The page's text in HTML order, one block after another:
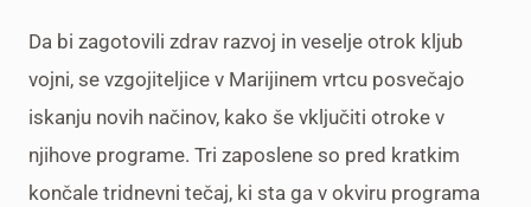
Da bi zagotovili zdrav razvoj in veselje otrok kljub
vojni, se vzgojiteljice v Marijinem vrtcu posvečajo
iskanju novih načinov, kako še vključiti otroke v
njihove programe. Tri zaposlene so pred kratkim
končale tridnevni tečaj, ki sta ga v okviru programa